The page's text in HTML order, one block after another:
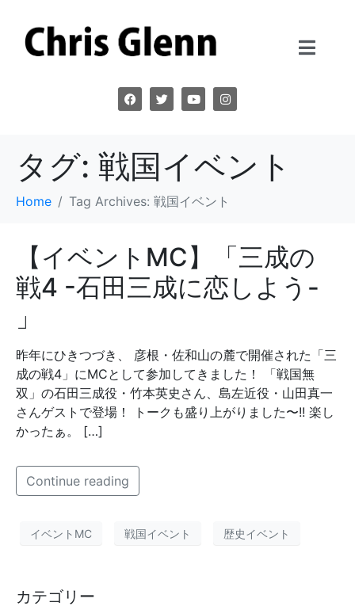
タグ: 戦国イベント
Home Tag Archives: 戦国イベント
【イベントMC】「三成の
戦4 -石田三成に恋しよう-
」
昨年にひきつづき、 彦根・佐和山の麓で開催された「三
成の戦4」にMCとして参加してきました！ 「戦国無
双」の石田三成役・竹本英史さん、島左近役・山田真一
さんゲストで登場！ トークも盛り上がりました〜!! 楽し
かったぁ。 […]
Continue reading
イベントMC 戦国イベント 歴史イベント
カテゴリー